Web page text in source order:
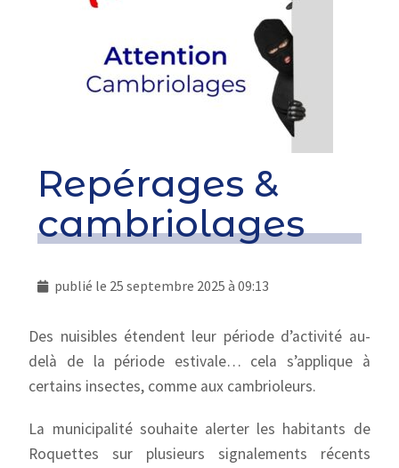
Repérages &
cambriolages
publié le 25 septembre 2025 à 09:13
Des nuisibles étendent leur période d’activité au-
delà de la période estivale… cela s’applique à
certains insectes, comme aux cambrioleurs.
La municipalité souhaite alerter les habitants de
Roquettes sur plusieurs signalements récents